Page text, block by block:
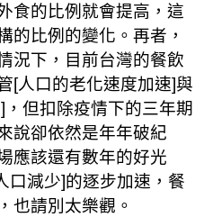
食的比例就會提高，這
的比例的變化。再者，
況下，目前台灣的餐飲
[人口的老化速度加速]與
] ，但扣除疫情下的三年期
說卻依然是年年破紀
應該還有數年的好光
口減少]的逐步加速，餐
也請別太樂觀。